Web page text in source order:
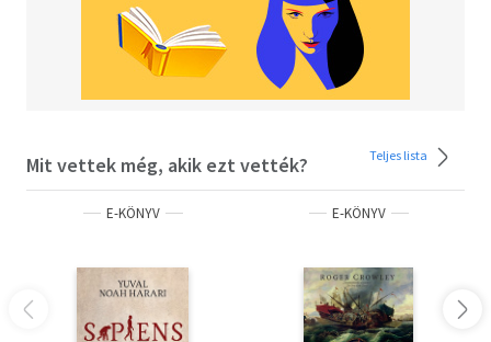
Mit vettek még, akik ezt vették? Teljes lista
E-KÖNYV E-KÖNYV